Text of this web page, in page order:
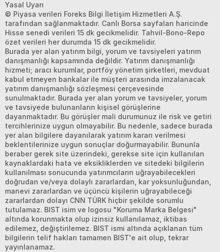
Yasal Uyarı
© Piyasa verileri Foreks Bilgi İletişim Hizmetleri A.Ş.
tarafından sağlanmaktadır. Canlı Borsa sayfaları haricinde
Hisse senedi verileri 15 dk gecikmelidir. Tahvil-Bono-Repo
özet verileri her durumda 15 dk gecikmelidir.
Burada yer alan yatırım bilgi, yorum ve tavsiyeleri yatırım
danışmanlığı kapsamında değildir. Yatırım danışmanlığı
hizmeti; aracı kurumlar, portföy yönetim şirketleri, mevduat
kabul etmeyen bankalar ile müşteri arasında imzalanacak
yatırım danışmanlığı sözleşmesi çerçevesinde
sunulmaktadır. Burada yer alan yorum ve tavsiyeler, yorum
ve tavsiyede bulunanların kişisel görüşlerine
dayanmaktadır. Bu görüşler mali durumunuz ile risk ve getiri
tercihlerinize uygun olmayabilir. Bu nedenle, sadece burada
yer alan bilgilere dayanılarak yatırım kararı verilmesi
beklentilerinize uygun sonuçlar doğurmayabilir. Bununla
beraber gerek site üzerindeki, gerekse site için kullanılan
kaynaklardaki hata ve eksikliklerden ve sitedeki bilgilerin
kullanılması sonucunda yatırımcıların uğrayabilecekleri
doğrudan ve/veya dolaylı zararlardan, kar yoksunluğundan,
manevi zararlardan ve üçüncü kişilerin uğrayabileceği
zararlardan dolayı CNN TÜRK hiçbir şekilde sorumlu
tutulamaz. BIST isim ve logosu "Koruma Marka Belgesi"
altında korunmakta olup izinsiz kullanılamaz, iktibas
edilemez, değiştirilemez. BIST ismi altında açıklanan tüm
bilgilerin telif hakları tamamen BIST'e ait olup, tekrar
yayınlanamaz.